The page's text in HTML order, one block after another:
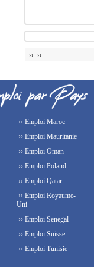
›› ››
›› Emploi Maroc
›› Emploi Mauritanie
›› Emploi Oman
›› Emploi Poland
›› Emploi Qatar
›› Emploi Royaume-
Uni
›› Emploi Senegal
›› Emploi Suisse
›› Emploi Tunisie